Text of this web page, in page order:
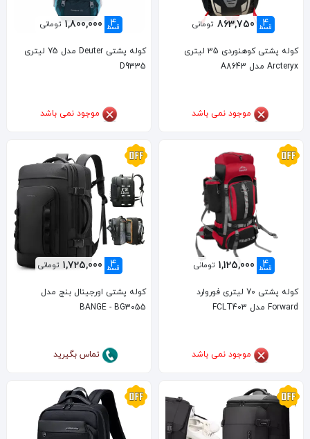
4
قسط 863,750 تومانی
کوله پشتی کوهنوردی 35 لیتری
Arcteryx مدل A8643
موجود نمی باشد
4
قسط 1,800,000 تومانی
کوله پشتی Deuter مدل 75 لیتری
D9335
موجود نمی باشد
4
قسط 1,125,000 تومانی
کوله پشتی 70 لیتری فوروارد
Forward مدل FCLT403
موجود نمی باشد
4
قسط 1,725,000 تومانی
کوله پشتی اورجینال بنج مدل
BANGE - BG3055
تماس بگیرید